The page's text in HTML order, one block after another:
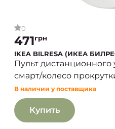
0
471грн
IKEA BILRESA (ИКЕА
Пульт
смарт/колесо
В наличии у поставщика
Купить